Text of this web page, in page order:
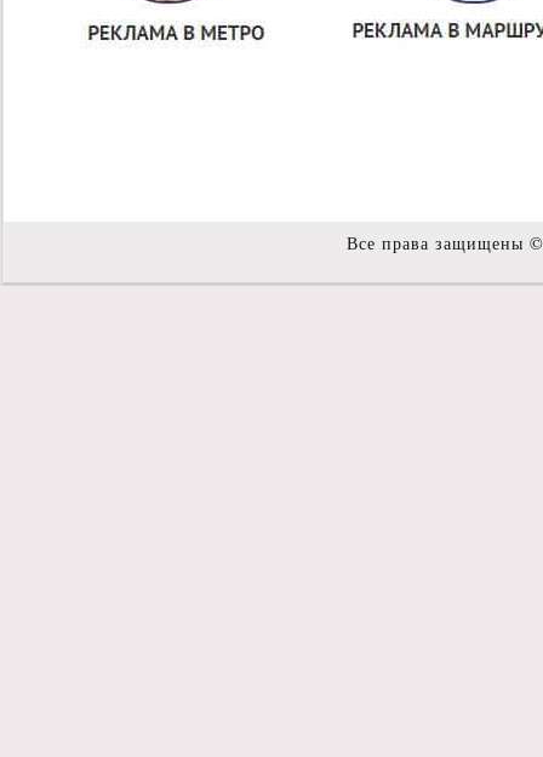
Все права защищены